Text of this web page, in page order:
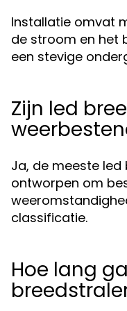
Installatie omvat
de stroom en het
een stevige
Zijn led
Ja, de meeste led
ontworpen om
classificatie.
Hoe lang